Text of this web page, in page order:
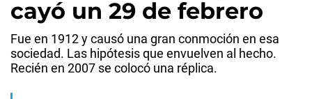
cayó un 29 de febrero
Fue en 1912 y causó una gran conmoción en esa
sociedad. Las hipótesis que envuelven al hecho.
Recién en 2007 se colocó una réplica.